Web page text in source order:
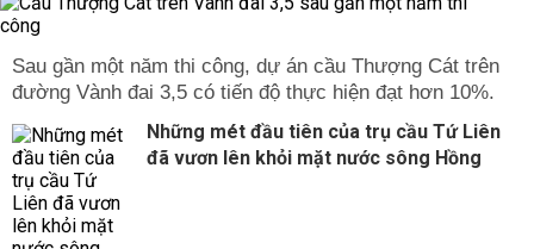
Sau gần một năm thi công, dự án cầu Thượng Cát trên
đường Vành đai 3,5 có tiến độ thực hiện đạt hơn 10%.
Những mét đầu tiên của trụ cầu Tứ Liên
đã vươn lên khỏi mặt nước sông Hồng